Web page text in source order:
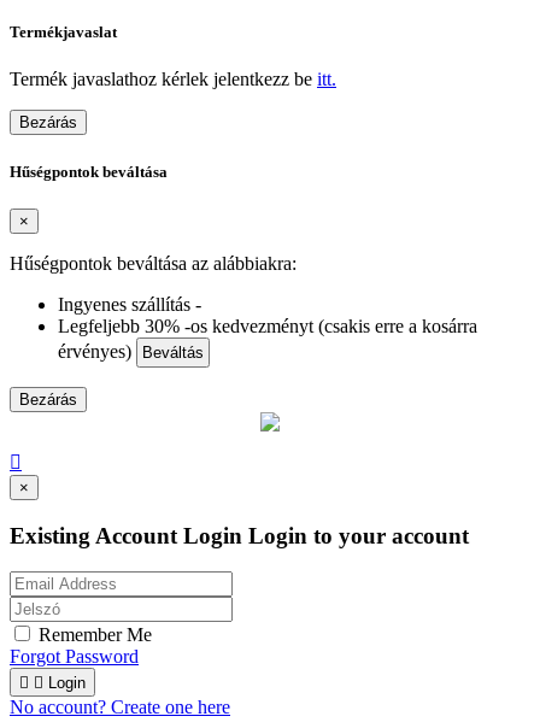
Termékjavaslat
Termék javaslathoz kérlek jelentkezz be itt.
Bezárás
Hűségpontok beváltása
×
Hűségpontok beváltása az alábbiakra:
Ingyenes szállítás -
Legfeljebb 30% -os kedvezményt (csakis erre a kosárra
érvényes)
Beváltás
Bezárás

×
Existing Account Login Login to your account
Remember Me
Forgot Password
  Login
No account? Create one here